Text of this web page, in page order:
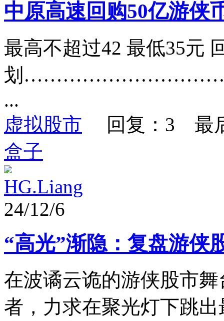
中原高速回购50亿游侠
最高不超过42 最低35元
划
...
虚拟股市 回复：3 最
盒子
HG.Liang
24/12/6
“高光”渐隐：复盘游侠
在波谲云诡的游侠股市
者，力求在聚光灯下跳